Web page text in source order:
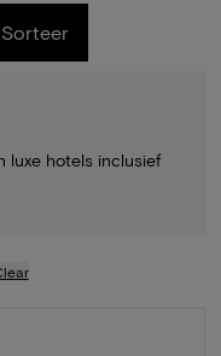
Sorteer
luxe hotels inclusief